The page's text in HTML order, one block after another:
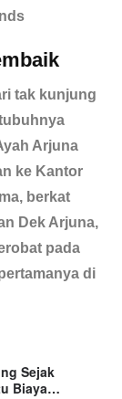
tak kunjung
Arjuna
ke Kantor
berkat
Dek Arjuna,
pada
di
Sejak
Biaya